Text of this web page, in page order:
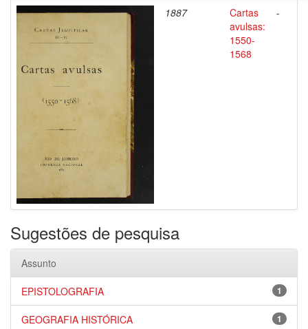
1887
Cartas
avulsas:
1550-
1568
-
Sugestões de pesquisa
Assunto
1
EPISTOLOGRAFIA
1
GEOGRAFIA HISTÓRICA